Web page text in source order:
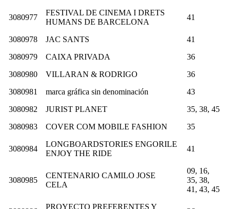
3080977
FESTIVAL DE CINEMA I DRETS
HUMANS DE BARCELONA
41
3080978 JAC SANTS
41
3080979
CAIXA PRIVADA
36
3080980
VILLARAN & RODRIGO
36
3080981
marca gráfica sin denominación
43
3080982
JURIST PLANET
35, 38, 45
3080983
COVER COM MOBILE FASHION 35
3080984
LONGBOARDSTORIES ENGORILE
ENJOY THE RIDE
41
3080985
CENTENARIO CAMILO JOSE
CELA
09, 16,
35, 38,
41, 43, 45
PROYECTO PREFERENTES Y